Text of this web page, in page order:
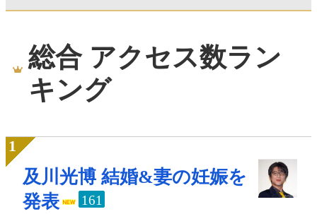
総合 アクセス数ラン
キング
及川光博 結婚&妻の妊娠を
発表
161